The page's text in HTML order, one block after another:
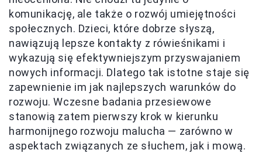
komunikację, ale także o rozwój umiejętności
społecznych. Dzieci, które dobrze słyszą,
nawiązują lepsze kontakty z rówieśnikami i
wykazują się efektywniejszym przyswajaniem
nowych informacji. Dlatego tak istotne staje się
zapewnienie im jak najlepszych warunków do
rozwoju. Wczesne badania przesiewowe
stanowią zatem pierwszy krok w kierunku
harmonijnego rozwoju malucha — zarówno w
aspektach związanych ze słuchem, jak i mową.